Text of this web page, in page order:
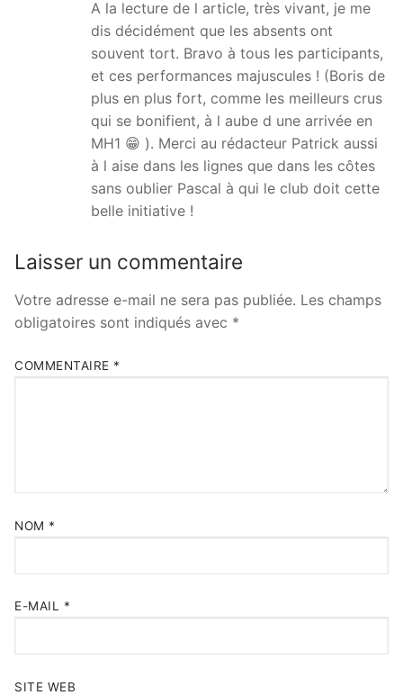
A la lecture de l article, très vivant, je me
dis décidément que les absents ont
souvent tort. Bravo à tous les participants,
et ces performances majuscules ! (Boris de
plus en plus fort, comme les meilleurs crus
qui se bonifient, à l aube d une arrivée en
MH1 😁 ). Merci au rédacteur Patrick aussi
à l aise dans les lignes que dans les côtes
sans oublier Pascal à qui le club doit cette
belle initiative !
Laisser un commentaire
Votre adresse e-mail ne sera pas publiée. Les champs
obligatoires sont indiqués avec *
COMMENTAIRE *
NOM *
E-MAIL *
SITE WEB